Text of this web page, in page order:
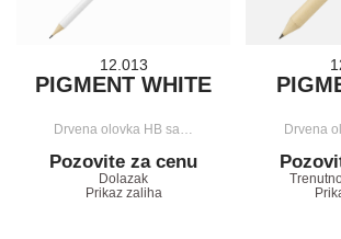
12.013
PIGMENT WHITE
Drvena olovka HB sa…
Pozovite za cenu
Dolazak
Prikaz zaliha
Drvena